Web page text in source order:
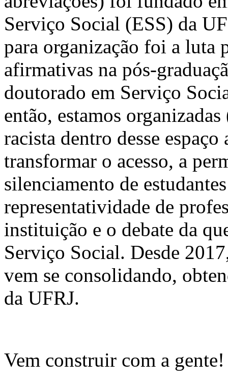
Serviço Social (ESS) da
para organização foi a luta
afirmativas na pós-
doutorado em Serviço
então, estamos
racista dentro desse
transformar o acesso, a
silenciamento de
representatividade de
instituição e o debate da
Serviço Social. Desde
vem se consolidando,
da UFRJ.
Vem construir com a gente!